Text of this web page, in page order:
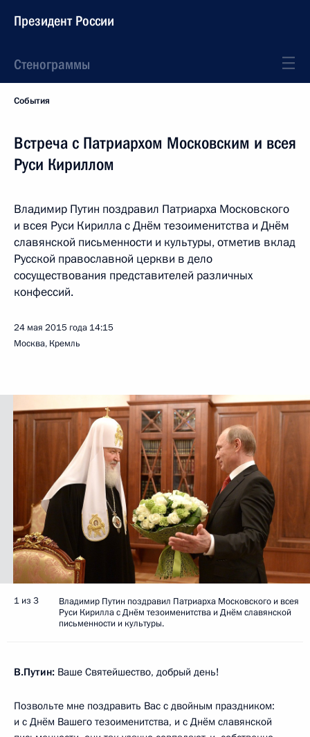
Президент России
Стенограммы
События
Встреча с Патриархом Московским и всея
Руси Кириллом
Владимир Путин поздравил Патриарха Московского
и всея Руси Кирилла с Днём тезоименитства и Днём
славянской письменности и культуры, отметив вклад
Русской православной церкви в дело
сосуществования представителей различных
конфессий.
24 мая 2015 года 14:15
Москва, Кремль
1 из 3
Владимир Путин поздравил Патриарха Московского и всея
Руси Кирилла с Днём тезоименитства и Днём славянской
письменности и культуры.
В.Путин: Ваше Святейшество, добрый день!
Позвольте мне поздравить Вас с двойным праздником:
и с Днём Вашего тезоименитства, и с Днём славянской